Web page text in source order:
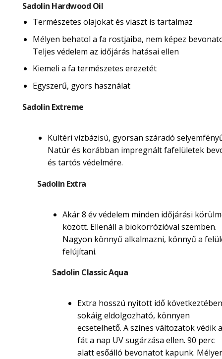
Sadolin Hardwood Oil
Természetes olajokat és viaszt is tartalmaz
Mélyen behatol a fa rostjaiba, nem képez
Teljes védelem az időjárás hatásai ellen
Kiemeli a fa természetes erezetét
Egyszerű, gyors használat
Sadolin Extreme
Kültéri vízbázisú, gyorsan száradó
Natúr és korábban impregnált fafelületek
és tartós védelmére.
Sadolin Extra
Akár 8 év védelem minden időjárási
között. Ellenáll a biokorrózióval szemben.
Nagyon könnyű alkalmazni, könnyű a
felújítani.
Sadolin Classic Aqua
Extra hosszú nyitott idő következtében
sokáig eldolgozható, könnyen
ecsetelhető. A színes változatok védik a
fát a nap UV sugárzása ellen. 90 perc
alatt esőálló bevonatot kapunk.